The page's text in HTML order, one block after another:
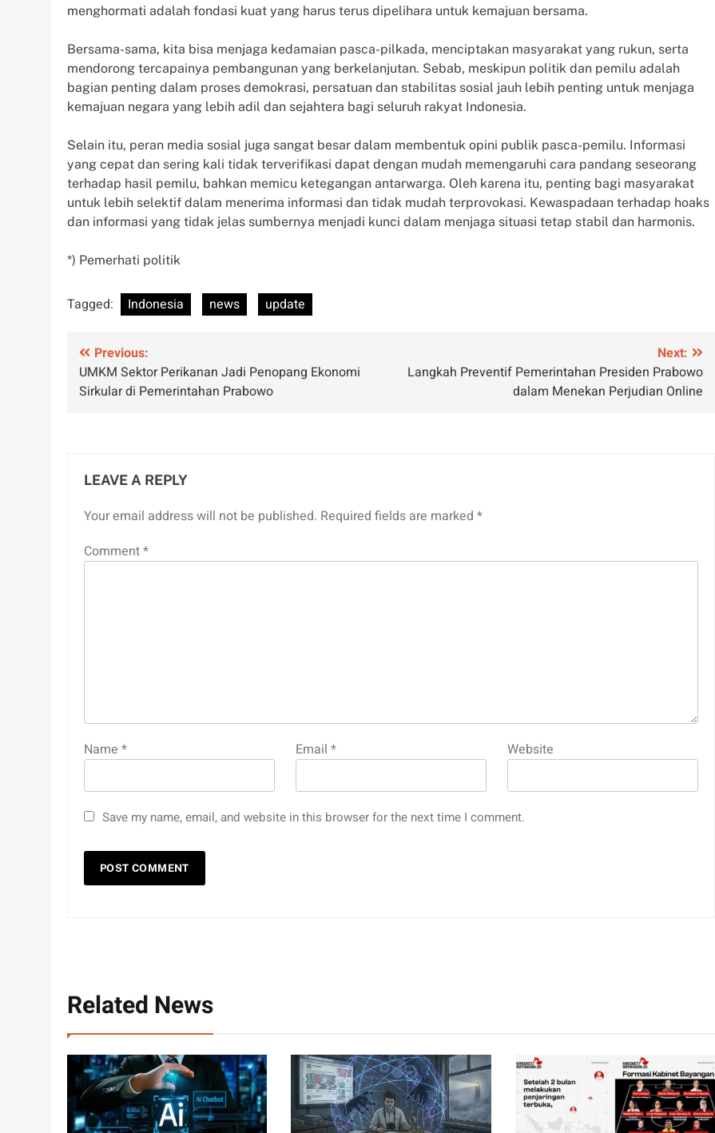
menghormati adalah fondasi kuat yang harus terus dipelihara untuk kemajuan bersama.
Bersama-sama, kita bisa menjaga kedamaian pasca-pilkada, menciptakan masyarakat yang rukun, serta
mendorong tercapainya pembangunan yang berkelanjutan. Sebab, meskipun politik dan pemilu adalah
bagian penting dalam proses demokrasi, persatuan dan stabilitas sosial jauh lebih penting untuk menjaga
kemajuan negara yang lebih adil dan sejahtera bagi seluruh rakyat Indonesia.
Selain itu, peran media sosial juga sangat besar dalam membentuk opini publik pasca-pemilu. Informasi
yang cepat dan sering kali tidak terverifikasi dapat dengan mudah memengaruhi cara pandang seseorang
terhadap hasil pemilu, bahkan memicu ketegangan antarwarga. Oleh karena itu, penting bagi masyarakat
untuk lebih selektif dalam menerima informasi dan tidak mudah terprovokasi. Kewaspadaan terhadap hoaks
dan informasi yang tidak jelas sumbernya menjadi kunci dalam menjaga situasi tetap stabil dan harmonis.
*) Pemerhati politik
Tagged: Indonesia news update
Post
navigation
Previous:
UMKM Sektor Perikanan Jadi Penopang Ekonomi
Sirkular di Pemerintahan Prabowo
Next:
Langkah Preventif Pemerintahan Presiden Prabowo
dalam Menekan Perjudian Online
LEAVE A REPLY
Your email address will not be published. Required fields are marked *
Comment*
Name * Email* Website
Save my name, email, and website in this browser for the next time I comment.
Related News